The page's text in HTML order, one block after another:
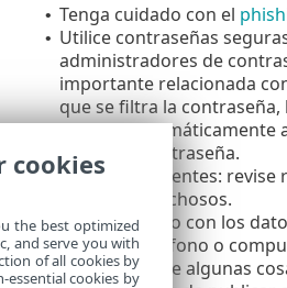
• Tenga cuidado con el
• Utilice contraseñas
administradores de
importante relacionada
que se filtra la
obtiene automáticamente
usuario y contraseña.
• Cuentas corrientes: revise
dinero sospechosos.
• Tenga cuidado con los
venda su teléfono o
•
Solo comparte algunas
cookies
the best optimized
and serve you with
of all cookies by
essential cookies by